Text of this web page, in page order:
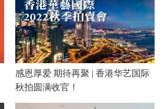
感恩厚爱 期待再聚 | 香港华艺国际
秋拍圆满收官！